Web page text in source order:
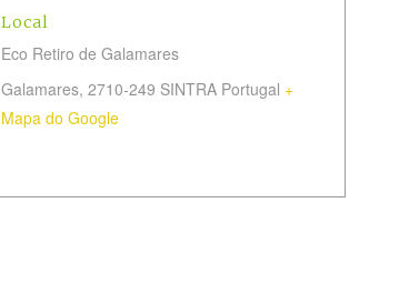
Local
Eco Retiro de Galamares
Galamares, 2710-249 SINTRA Portugal +
Mapa do Google